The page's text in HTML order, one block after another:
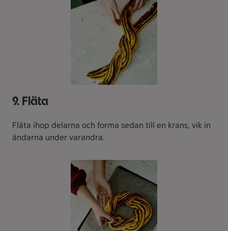
9. Fläta
Fläta ihop delarna och forma sedan till en krans, vik in
ändarna under varandra.